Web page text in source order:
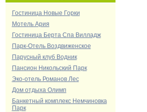
Гостиница Новые Горки
Мотель Ария
Гостиница Берта Спа Вилладж
Парк-Отель Воздвиженское
Парусный клуб Водник
Пансион Никольский Парк
Эко-отель Романов Лес
Дом отдыха Олимп
Банкетный комплекс Немчиновка
Парк